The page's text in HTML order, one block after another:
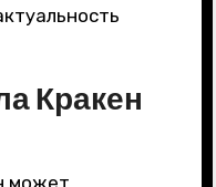
Кракен
может